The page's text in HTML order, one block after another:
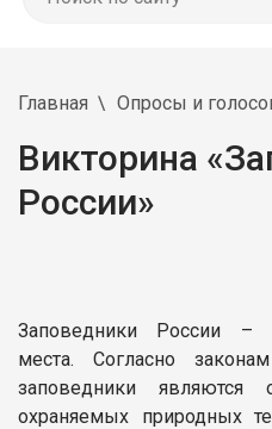
Главная Опросы и
Викторина
России»
Заповедники России –
места. Согласно
заповедники
охраняемых природных